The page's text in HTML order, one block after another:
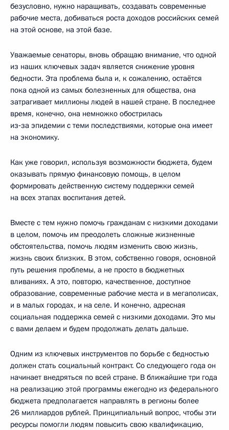
безусловно, нужно наращивать, создавать современные
рабочие места, добиваться роста доходов российских семей
на этой основе, на этой базе.
Уважаемые сенаторы, вновь обращаю внимание, что одной
из наших ключевых задач является снижение уровня
бедности. Эта проблема была и, к сожалению, остаётся
пока одной из самых болезненных для общества, она
затрагивает миллионы людей в нашей стране. В последнее
время, конечно, она немножко обострилась
из‑за эпидемии с теми последствиями, которые она имеет
на экономику.
Как уже говорил, используя возможности бюджета, будем
оказывать прямую финансовую помощь, в целом
формировать действенную систему поддержки семей
на всех этапах воспитания детей.
Вместе с тем нужно помочь гражданам с низкими доходами
в целом, помочь им преодолеть сложные жизненные
обстоятельства, помочь людям изменить свою жизнь,
жизнь своих близких. В этом, собственно говоря, основной
путь решения проблемы, а не просто в бюджетных
вливаниях. А это, повторю, качественное, доступное
образование, современные рабочие места и в мегаполисах,
и в малых городах, и на селе. И конечно, адресная
социальная поддержка семей с низкими доходами. Это мы
с вами делаем и будем продолжать делать дальше.
Одним из ключевых инструментов по борьбе с бедностью
должен стать социальный контракт. Со следующего года он
начинает внедряться по всей стране. В ближайшие три года
на реализацию этой программы ежегодно из федерального
бюджета предполагается направлять в регионы более
26 миллиардов рублей. Принципиальный вопрос, чтобы эти
ресурсы помогли людям повысить свою квалификацию,